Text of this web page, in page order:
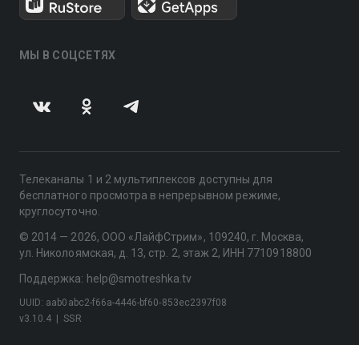
МЫ В СОЦСЕТЯХ
Телеканалы 1 и 2 мультиплексов доступны для
бесплатного просмотра в непрерывном режиме,
круглосуточно.
© 2014 — 2026, ООО «ЛайфСтрим», 109240, г. Москва,
ул. Николоямская, д. 13, стр. 2, этаж 2, ИНН 7710918800
Поддержка: help@smotreshka.tv
v3.10.4 SSR
UUID: aab0abc2-f66a-4446-bf60-853ec2397f08